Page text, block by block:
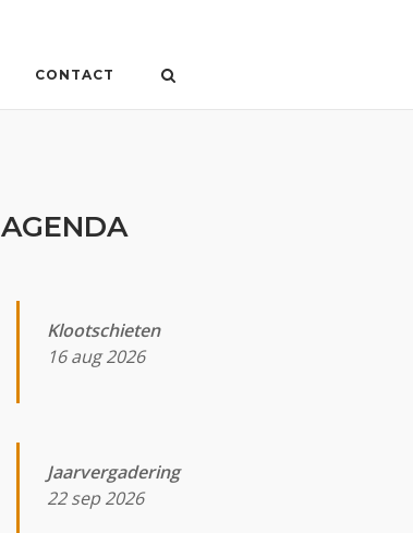
CONTACT
AGENDA
Klootschieten
16 aug 2026
Jaarvergadering
22 sep 2026